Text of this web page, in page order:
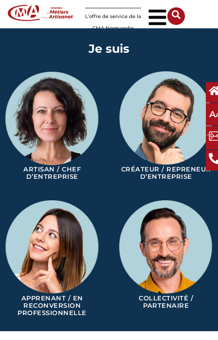
L’offre de service de la
CMA Normandie
A
Je suis
ARTISAN / CHEF
D’ENTREPRISE
CRÉATEUR / REPRENEUR
D’ENTREPRISE
APPRENANT / EN
RECONVERSION
PROFESSIONNELLE
COLLECTIVITÉ /
PARTENAIRE
Panneau de gestion des cookies